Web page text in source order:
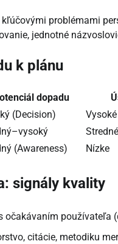
problémami
jednotné
k plánu
dopadu
(Decision)
Stredné
(Awareness) Nízke
signály kvality
očakávaním používateľa
citácie, metodiku